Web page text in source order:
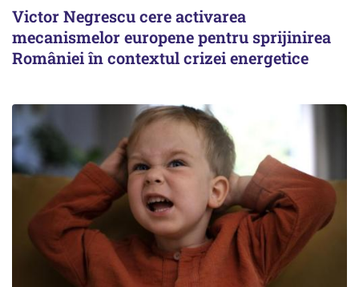
Victor Negrescu cere activarea
mecanismelor europene pentru sprijinirea
României în contextul crizei energetice